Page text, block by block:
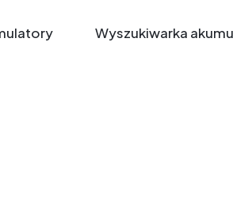
Wyszukiwarka